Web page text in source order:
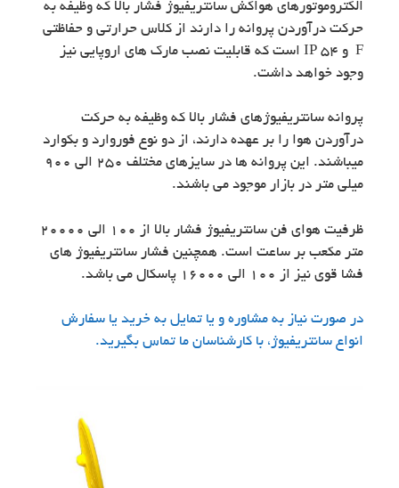
الکتروموتورهای هواکش سانتریفیوژ فشار بالا که وظیفه به
حرکت درآوردن پروانه را دارند از کلاس حرارتی و حفاظتی
F و IP 54 است که قابلیت نصب مارک های اروپایی نیز
وجود خواهد داشت.
پروانه سانتریفیوژهای فشار بالا که وظیفه به حرکت
درآوردن هوا را بر عهده دارند، از دو نوع فوروارد و بکوارد
میباشند. این پروانه ها در سایزهای مختلف ۲۵۰ الی ۹۰۰
میلی متر در بازار موجود می باشند.
ظرفیت هوای فن سانتریفیوژ فشار بالا از ۱۰۰ الی ۲۰۰۰۰
متر مکعب بر ساعت است. همچنین فشار سانتریفیوژ های
فشا قوی نیز از ۱۰۰ الی ۱۶۰۰۰ پاسکال می باشد.
در صورت نیاز به مشاوره و یا تمایل به خرید یا سفارش
انواع سانتریفیوژ، با کارشناسان ما تماس بگیرید.